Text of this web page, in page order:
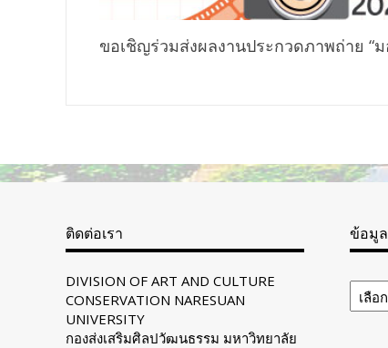
ขอเชิญร่วมส่งผลงานประกวดภาพถ่าย “
ติดต่อเรา
DIVISION OF ART AND CULTURE
CONSERVATION NARESUAN
UNIVERSITY
กองส่งเสริมศิลปวัฒนธรรม มหาวิทยาลัย
ข้อมู
ข้อมูล
ข่าวส
ทั้งหม